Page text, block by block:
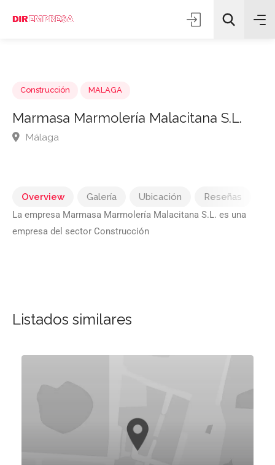
Marmasa Marmolería Malacitana S.L.
Overview Galería Ubicación
Reseñas
La empresa Marmasa Marmolería Malacitana S.L. es una
empresa del sector Construcción
Listados similares